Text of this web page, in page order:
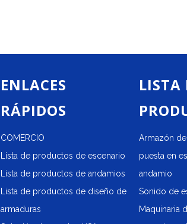
ENLACES
RÁPIDOS
COMERCIO
Lista de productos de escenario
Lista de productos de andamios
Lista de productos de diseño de
armaduras
LISTA
Armazón
puesta en
andamio
Sonido de
Maquinaria